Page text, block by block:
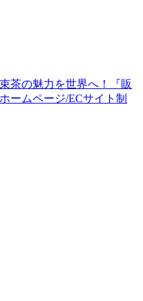
茶の魅力を世界へ！『販
ームページ/ECサイト制